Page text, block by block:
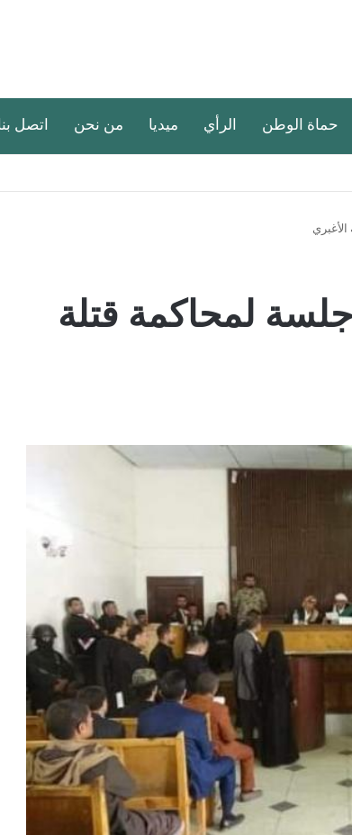
حماة الوطن الرأي ميديا من نحن اتصل
لمحاكمة قتلة